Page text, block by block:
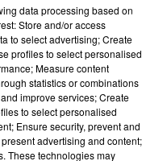
en famille au cœur
: inscrivez-
data processing based on
Store and/or access
to select advertising; Create
profiles to select personalised
Measure content
statistics or combinations
improve services; Create
to select personalised
Ensure security, prevent and
advertising and content;
These technologies may